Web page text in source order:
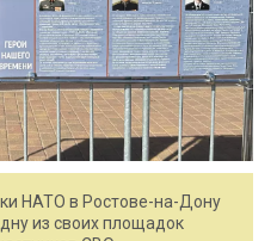
НАТО в Ростове-на-Дону
из своих площадок